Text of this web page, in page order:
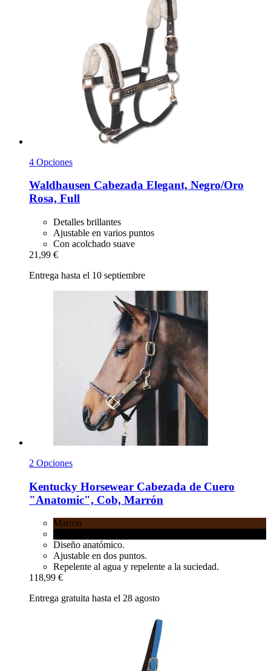
4 Opciones
Waldhausen Cabezada Elegant, Negro/Oro
Rosa, Full
Detalles brillantes
Ajustable en varios puntos
Con acolchado suave
21,99 €
Entrega hasta el 10 septiembre
2 Opciones
Kentucky Horsewear Cabezada de Cuero
"Anatomic", Cob, Marrón
Marrón
Diseño anatómico.
Ajustable en dos puntos.
Repelente al agua y repelente a la suciedad.
118,99 €
Entrega gratuita hasta el 28 agosto